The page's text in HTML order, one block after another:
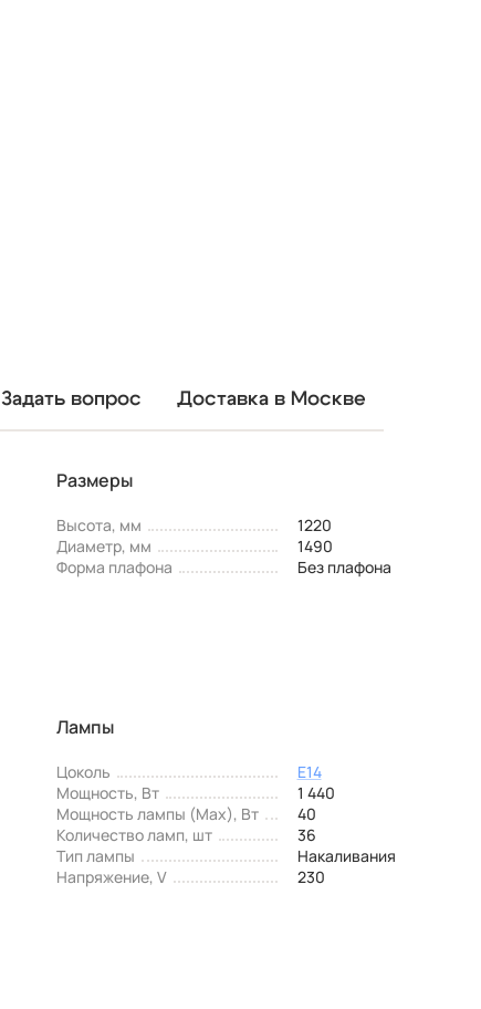
Задать вопрос Доставка в Москве
Размеры
Высота, мм
1220
Диаметр, мм
1490
Форма плафона
Без плафона
Лампы
Цоколь
E14
Мощность, Вт
1 440
Мощность лампы (Max), Вт
40
Количество ламп, шт
36
Тип лампы
Накаливания
Напряжение, V
230